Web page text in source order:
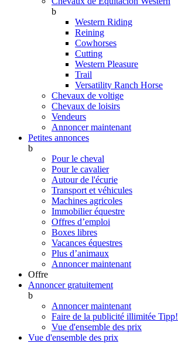
b
Western Riding
Reining
Cowhorses
Cutting
Western Pleasure
Trail
Versatility Ranch Horse
Chevaux de voltige
Chevaux de loisirs
Vendeurs
Annoncer maintenant
Petites annonces
b
Pour le cheval
Pour le cavalier
Autour de l'écurie
Transport et véhicules
Machines agricoles
Immobilier équestre
Offres d’emploi
Boxes libres
Vacances équestres
Plus d’animaux
Annoncer maintenant
Offre
Annoncer gratuitement
b
Annoncer maintenant
Faire de la publicité illimitée Tipp!
Vue d'ensemble des prix
Vue d'ensemble des prix